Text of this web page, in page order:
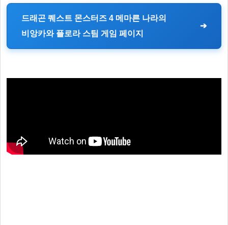
드래곤 퀘스트 몬스터즈 4 메마른 나라의
비앙카와 플로라 스팀 게임 페이지